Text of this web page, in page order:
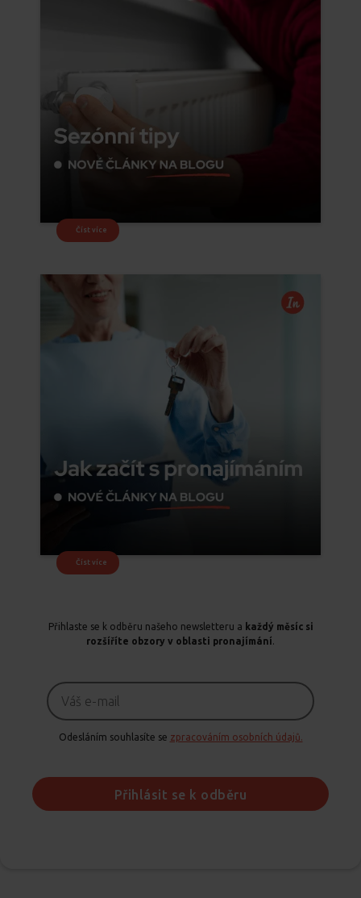
Číst více
Číst více
Přihlaste se k odběru našeho newsletteru a každý měsíc si
rozšíříte obzory v oblasti pronajímání.
Odesláním souhlasíte se zpracováním osobních údajů.
Přihlásit se k odběru